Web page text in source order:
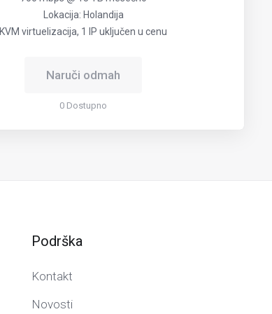
Lokacija: Holandija
KVM virtuelizacija, 1 IP uključen u cenu
Naruči odmah
0 Dostupno
Podrška
Kontakt
Novosti